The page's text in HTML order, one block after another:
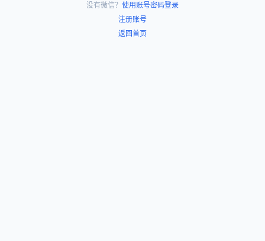
没有微信？ 使用账号密码登录
注册账号
返回首页